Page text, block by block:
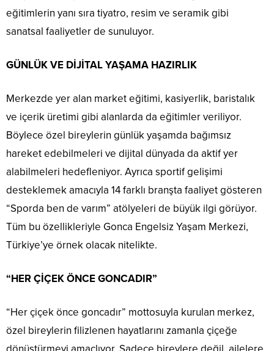
eğitimlerin yanı sıra tiyatro, resim ve seramik gibi
sanatsal faaliyetler de sunuluyor.
GÜNLÜK VE DİJİTAL YAŞAMA HAZIRLIK
Merkezde yer alan market eğitimi, kasiyerlik, baristalık
ve içerik üretimi gibi alanlarda da eğitimler veriliyor.
Böylece özel bireylerin günlük yaşamda bağımsız
hareket edebilmeleri ve dijital dünyada da aktif yer
alabilmeleri hedefleniyor. Ayrıca sportif gelişimi
desteklemek amacıyla 14 farklı branşta faaliyet gösteren
“Sporda ben de varım” atölyeleri de büyük ilgi görüyor.
Tüm bu özellikleriyle Gonca Engelsiz Yaşam Merkezi,
Türkiye’ye örnek olacak nitelikte.
“HER ÇİÇEK ÖNCE GONCADIR”
“Her çiçek önce goncadır” mottosuyla kurulan merkez,
özel bireylerin filizlenen hayatlarını zamanla çiçeğe